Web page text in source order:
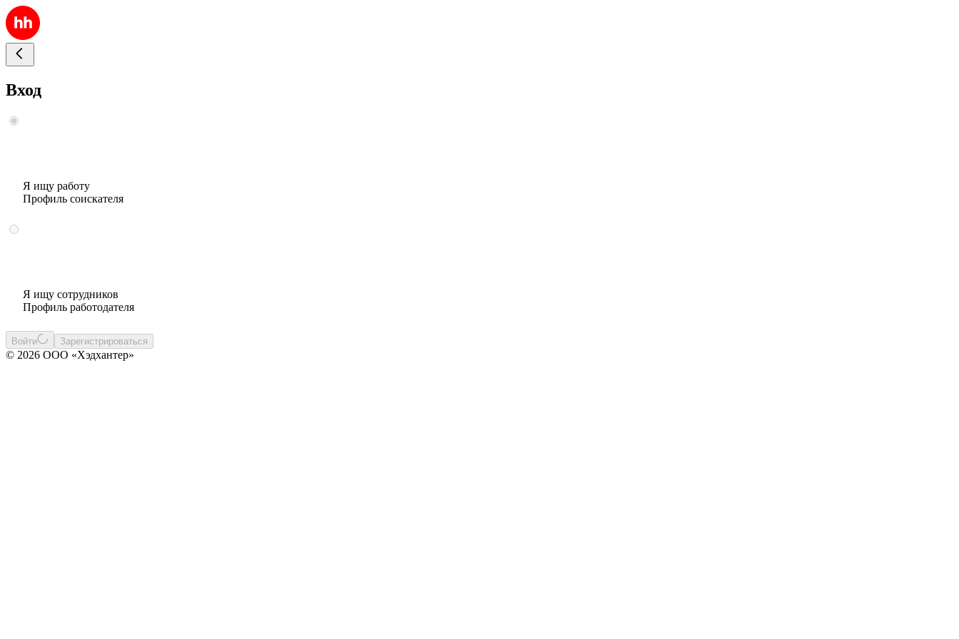
Вход
Я ищу работу
Профиль соискателя
Я ищу сотрудников
Профиль работодателя
Войти Зарегистрироваться
© 2026 ООО «Хэдхантер»